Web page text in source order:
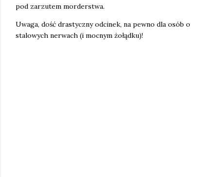
pod zarzutem morderstwa.
Uwaga, dość drastyczny odcinek, na pewno dla osób o
stalowych nerwach (i mocnym żołądku)!